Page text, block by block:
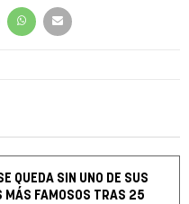
QUEDA SIN UNO DE SUS
MÁS FAMOSOS TRAS 25